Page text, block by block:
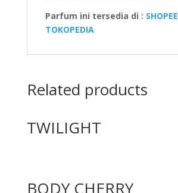
Parfum ini tersedia di : SHOPEE
TOKOPEDIA
Related products
TWILIGHT
BODY CHERRY